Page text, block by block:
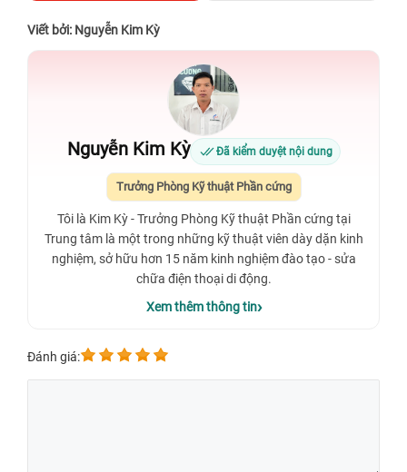
Viết bởi: Nguyễn Kim Kỳ
Nguyễn Kim Kỳ Đã kiểm duyệt nội dung
Trưởng Phòng Kỹ thuật Phần cứng
Tôi là Kim Kỳ - Trưởng Phòng Kỹ thuật Phần cứng tại
Trung tâm là một trong những kỹ thuật viên dày dặn kinh
nghiệm, sở hữu hơn 15 năm kinh nghiệm đào tạo - sửa
chữa điện thoại di động.
Xem thêm thông tin
Đánh giá: